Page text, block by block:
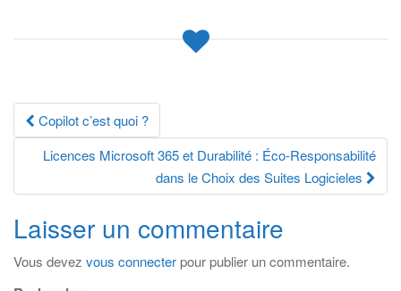
Navigation
des
articles
Copilot c’est quoi ?
Licences Microsoft 365 et Durabilité : Éco-Responsabilité
dans le Choix des Suites Logicieles
Laisser un commentaire
Vous devez vous connecterpour publier un commentaire.